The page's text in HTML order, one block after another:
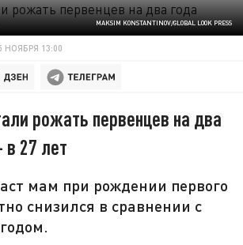
MAKSIM KONSTANTINOV/GLOBAL LOOK PRESS
НОЯБРЯ 13:00
рожать первенцев на два
27 лет
мам при рождении первого
снизился в сравнении с